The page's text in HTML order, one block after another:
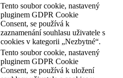
Tento soubor cookie, nastavený
pluginem GDPR Cookie
Consent, se používá k
zaznamenání souhlasu uživatele s
cookies v kategorii „Nezbytné“.
Tento soubor cookie, nastavený
pluginem GDPR Cookie
Consent, se používá k uložení